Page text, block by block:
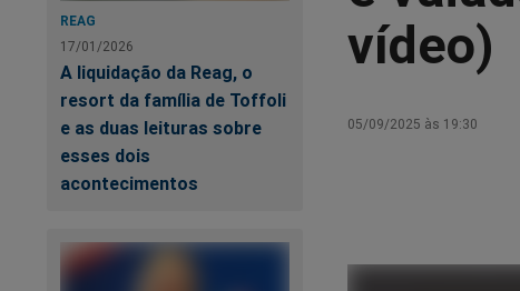
REAG
17/01/2026
A liquidação da Reag, o
resort da família de Toffoli
e as duas leituras sobre
esses dois
acontecimentos
vídeo)
05/09/2025 às 19:30